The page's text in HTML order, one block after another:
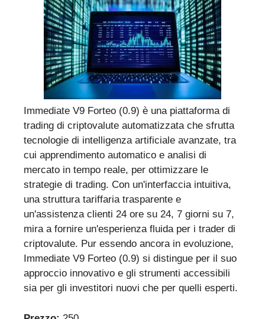
Immediate V9 Forteo (0.9) è una piattaforma di
trading di criptovalute automatizzata che sfrutta
tecnologie di intelligenza artificiale avanzate, tra
cui apprendimento automatico e analisi di
mercato in tempo reale, per ottimizzare le
strategie di trading. Con un'interfaccia intuitiva,
una struttura tariffaria trasparente e
un'assistenza clienti 24 ore su 24, 7 giorni su 7,
mira a fornire un'esperienza fluida per i trader di
criptovalute. Pur essendo ancora in evoluzione,
Immediate V9 Forteo (0.9) si distingue per il suo
approccio innovativo e gli strumenti accessibili
sia per gli investitori nuovi che per quelli esperti.